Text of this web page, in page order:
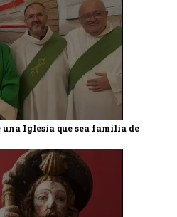
Iglesia que sea familia de